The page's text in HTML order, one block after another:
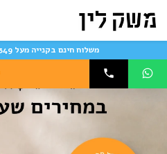
משלוח חינם בקנייה מעל 349 ש״ח לכתובת אחת 🚗